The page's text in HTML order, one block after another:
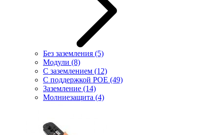
Без заземления (5)
Модули (8)
С заземлением (12)
С поддержкой POE (49)
Заземление (14)
Молниезащита (4)